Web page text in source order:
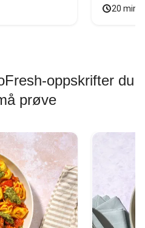
20
oppskrifter du
prøve